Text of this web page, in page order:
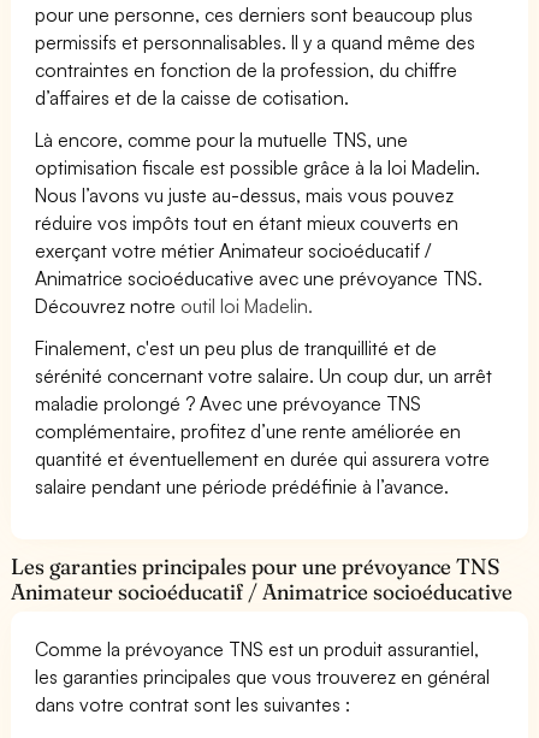
pour une personne, ces derniers sont beaucoup plus
permissifs et personnalisables. Il y a quand même des
contraintes en fonction de la profession, du chiffre
d’affaires et de la caisse de cotisation.
Là encore, comme pour la mutuelle TNS, une
optimisation fiscale est possible grâce à la loi Madelin.
Nous l’avons vu juste au-dessus, mais vous pouvez
réduire vos impôts tout en étant mieux couverts en
exerçant votre métier Animateur socioéducatif /
Animatrice socioéducative avec une prévoyance TNS.
Découvrez notre outil loi Madelin.
Finalement, c'est un peu plus de tranquillité et de
sérénité concernant votre salaire. Un coup dur, un arrêt
maladie prolongé ? Avec une prévoyance TNS
complémentaire, profitez d’une rente améliorée en
quantité et éventuellement en durée qui assurera votre
salaire pendant une période prédéfinie à l’avance.
Les garanties principales pour une prévoyance TNS
Animateur socioéducatif / Animatrice socioéducative
Comme la prévoyance TNS est un produit assurantiel,
les garanties principales que vous trouverez en général
dans votre contrat sont les suivantes :